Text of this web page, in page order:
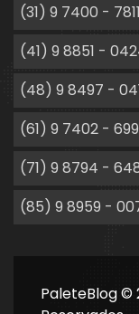
(31) 9 7400 - 7811
(41) 9 8851 -
(48) 9 8497 -
(61) 9 7402 -
(71) 9 8794 -
(85) 9 8959 -
PaleteBlog ©